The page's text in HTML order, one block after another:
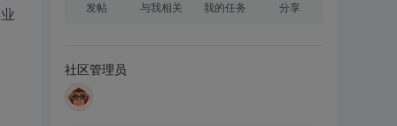
发帖 与我相关 我的任务 分享
社区管理员